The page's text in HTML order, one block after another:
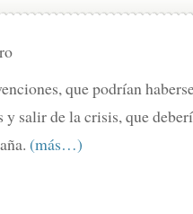
que podrían
salir de la crisis, que
(más…)